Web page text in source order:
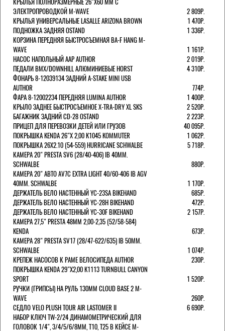
ЭЛЕКТРОПРОВОДКОЙ M-WAVE
2 809Р.
КРЫЛЬЯ УНИВЕРСАЛЬНЫЕ LASALLE ARIZONA BROWN
1 470Р.
ПОДНОЖКА ЗАДНЯЯ OSTAND
1 336Р.
КОРЗИНА ПЕРЕДНЯЯ БЫСТРОСЪЕМНАЯ BA-F HANG M-
WAVE
1 161Р.
НАСОС НАПОЛЬНЫЙ AAP AUTHOR
2 019Р.
ПЕДАЛИ BMX/DOWNHILL АЛЮМИНИЕВЫЕ HORST
4 310Р.
ФОНАРЬ 8-12039134 ЗАДНИЙ A-STAKE MINI USB
AUTHOR
774Р.
ФАРА 8-12002234 ПЕРЕДНЯЯ LUMINA AUTHOR
1 400Р.
КРЫЛО ЗАДНЕЕ БЫСТРОСЪЕМНОЕ X-TRA-DRY XL SKS
2 520Р.
БАГАЖНИК ЗАДНИЙ CD-28 OSTAND
2 223Р.
ПРИЦЕП ДЛЯ ПЕРЕВОЗКИ ДЕТЕЙ ИЛИ ГРУЗОВ
40 095Р.
ПОКРЫШКА KENDA 26"Х 2,00 K1045 KOMMUTER
1 062Р.
ПОКРЫШКА 26X2.10 (54-559) HURRICANE SCHWALBE
5 718Р.
КАМЕРА 20" PRESTA SV6 (28/40-406) IB 40MM.
SCHWALBE
880Р.
КАМЕРА 20" АВТО AV7C EXTRA LIGHT 40/60-406 IB AGV
40MM. SCHWALBE
1 170Р.
ДЕРЖАТЕЛЬ ВЕЛО НАСТЕННЫЙ YC-23SA BIKEHAND
685Р.
ДЕРЖАТЕЛЬ ВЕЛО НАСТЕННЫЙ YC-28H BIKEHAND
472Р.
ДЕРЖАТЕЛЬ ВЕЛО НАСТЕННЫЙ YC-30F BIKEHAND
2 157Р.
КАМЕРА 27,5" PRESTA 48ММ 2,00-2,35 (52/58-584)
KENDA
673Р.
КАМЕРА 28" PRESTA SV17 (28/47-622/635) IB 50MM.
SCHWALBE
1 074Р.
КРЕПЕЖ НАСОСОВ К РАМЕ ВЕЛОСИПЕДА AUTHOR
230Р.
ПОКРЫШКА KENDA 29"Х2,00 K1113 TURNBULL CANYON
SPORT
1 520Р.
РУЧКИ (ГРИПСЫ) НА РУЛЬ 130ММ CLOUD BASE 2 M-
WAVE
260Р.
СЕДЛО VELO PLUSH TOUR AIR LASTOMER II
6 690Р.
НАБОР КЛЮЧ TW-2/24 ДИНАМОМЕТРИЧЕСКИЙ ДЛЯ
ГОЛОВОК 1/4", 3/4/5/6/8ММ, T10, T25 В КЕЙСЕ M-